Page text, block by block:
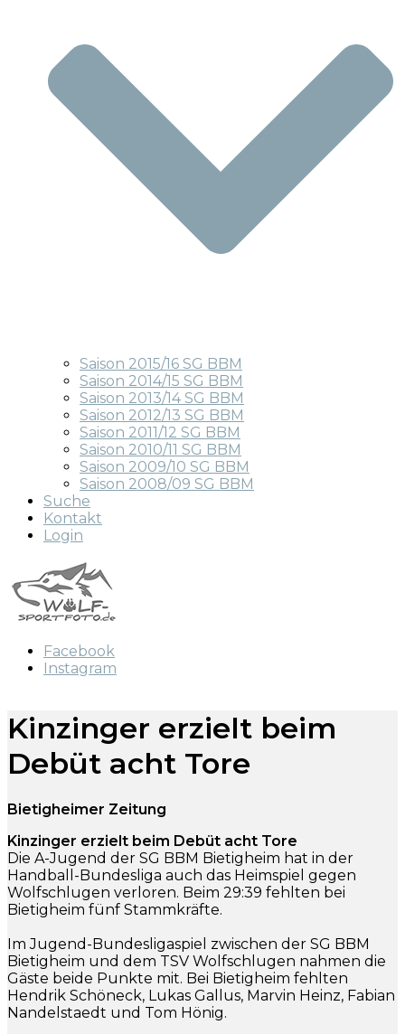
Saison 2015/16 SG BBM
Saison 2014/15 SG BBM
Saison 2013/14 SG BBM
Saison 2012/13 SG BBM
Saison 2011/12 SG BBM
Saison 2010/11 SG BBM
Saison 2009/10 SG BBM
Saison 2008/09 SG BBM
Suche
Kontakt
Login
Facebook
Instagram
Kinzinger erzielt beim
Debüt acht Tore
Bietigheimer Zeitung
Kinzinger erzielt beim Debüt acht Tore
Die A-Jugend der SG BBM Bietigheim hat in der
Handball-Bundesliga auch das Heimspiel gegen
Wolfschlugen verloren. Beim 29:39 fehlten bei
Bietigheim fünf Stammkräfte.
Im Jugend-Bundesligaspiel zwischen der SG BBM
Bietigheim und dem TSV Wolfschlugen nahmen die
Gäste beide Punkte mit. Bei Bietigheim fehlten
Hendrik Schöneck, Lukas Gallus, Marvin Heinz, Fabian
Nandelstaedt und Tom Hönig.